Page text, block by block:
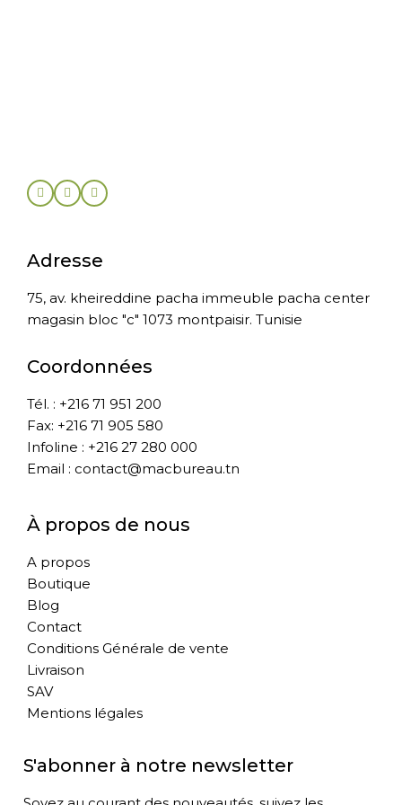
Adresse
75, av. kheireddine pacha immeuble pacha center
magasin bloc "c" 1073 montpaisir. Tunisie
Coordonnées
Tél. : +216 71 951 200
Fax: +216 71 905 580
Infoline : +216 27 280 000
Email : contact@macbureau.tn
À propos de nous
A propos
Boutique
Blog
Contact
Conditions Générale de vente
Livraison
SAV
Mentions légales
S'abonner à notre newsletter